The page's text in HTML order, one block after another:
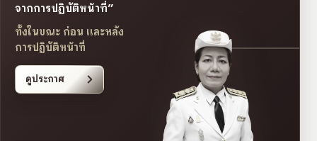
จากการปฏิบัติหน้าที่”
ทั้งในขณะ ก่อน และหลัง
การปฏิบัติหน้าที่
ดูประกาศ